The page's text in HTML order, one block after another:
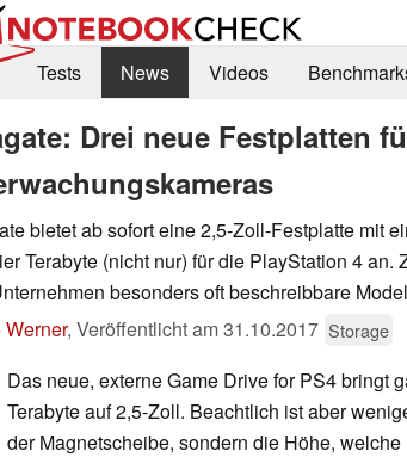
Tests
News Videos
Drei neue Festplatten
bietet ab sofort eine 2,5-Zoll-Festplatte mit
Terabyte (nicht nur) für die PlayStation 4 an.
besonders oft beschreibbare
, Veröffentlicht am31.10.2017 Storage
Das neue, externe Game Drive for PS4 bringt
Terabyte auf 2,5-Zoll. Beachtlich ist aber
der Magnetscheibe, sondern die Höhe, welche